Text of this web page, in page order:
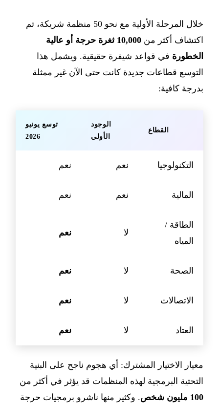
خلال المرحلة الأولية مع نحو 50 منظمة شريكة، تم
اكتشاف أكثر من
10,000 ثغرة حرجة أو عالية
الخطورة في قواعد شيفرة حقيقية. ويشمل هذا
التوسع قطاعات جديدة كانت حتى الآن غير ممثلة
بدرجة كافية:
القطاع
الوجود
الأولي
توسع يونيو
2026
التكنولوجيا نعم نعم
المالية نعم نعم
الطاقة /
المياه
لا نعم
الصحة لا نعم
الاتصالات لا نعم
العتاد لا نعم
معيار الاختيار المشترك: أي هجوم ناجح على البنية
التحتية البرمجية لهذه المنظمات قد يؤثر في أكثر من
100 مليون شخص
. وكثير منها ناشرو برمجيات حرجة